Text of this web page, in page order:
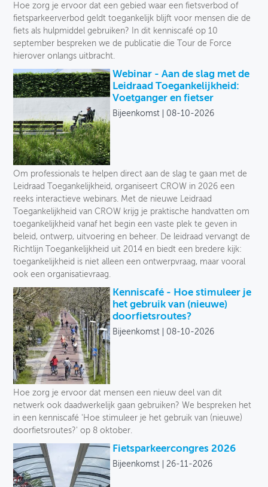
GEBRUIKER
Hoe zorg je ervoor dat een gebied waar een fietsverbod of
fietsparkeerverbod geldt toegankelijk blijft voor mensen die de
fiets als hulpmiddel gebruiken? In dit kenniscafé op 10
september bespreken we de publicatie die Tour de Force
hierover onlangs uitbracht.
Webinar - Aan de slag met de
Leidraad Toegankelijkheid:
Voetganger en fietser
Bijeenkomst 08-10-2026
Om professionals te helpen direct aan de slag te gaan met de
Leidraad Toegankelijkheid, organiseert CROW in 2026 een
reeks interactieve webinars. Met de nieuwe Leidraad
Toegankelijkheid van CROW krijg je praktische handvatten om
toegankelijkheid vanaf het begin een vaste plek te geven in
beleid, ontwerp, uitvoering en beheer. De leidraad vervangt de
Richtlijn Toegankelijkheid uit 2014 en biedt een bredere kijk:
toegankelijkheid is niet alleen een ontwerpvraag, maar vooral
ook een organisatievraag.
Kenniscafé - Hoe stimuleer je
het gebruik van (nieuwe)
doorfietsroutes?
Bijeenkomst 08-10-2026
Hoe zorg je ervoor dat mensen een nieuw deel van dit
netwerk ook daadwerkelijk gaan gebruiken? We bespreken het
in een kenniscafé 'Hoe stimuleer je het gebruik van (nieuwe)
doorfietsroutes?' op 8 oktober.
Fietsparkeercongres 2026
Bijeenkomst 26-11-2026